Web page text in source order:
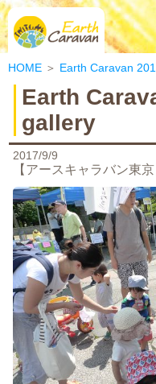
Earth
HOME ＞ Earth Caravan
Earth
gallery
2017/9/9
【アースキャラバン東